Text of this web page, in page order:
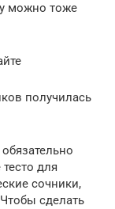
можно тоже
получилась
для
сочники,
сделать